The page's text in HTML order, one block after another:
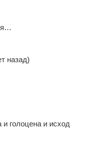
назад)
голоцена и исход